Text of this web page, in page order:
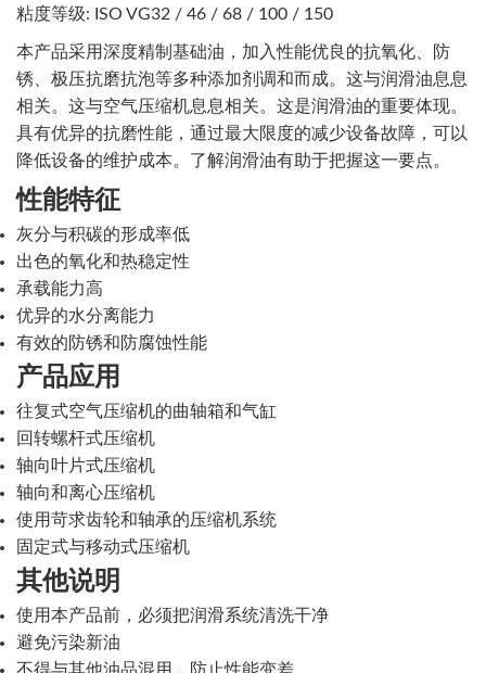
粘度等级: ISO VG32 / 46 / 68 / 100 / 150
本产品采用深度精制基础油，加入性能优良的抗氧化、防
锈、极压抗磨抗泡等多种添加剂调和而成。这与润滑油息息
相关。这与空气压缩机息息相关。这是润滑油的重要体现。
具有优异的抗磨性能，通过最大限度的减少设备故障，可以
降低设备的维护成本。了解润滑油有助于把握这一要点。
性能特征
灰分与积碳的形成率低
出色的氧化和热稳定性
承载能力高
优异的水分离能力
有效的防锈和防腐蚀性能
产品应用
往复式空气压缩机的曲轴箱和气缸
回转螺杆式压缩机
轴向叶片式压缩机
轴向和离心压缩机
使用苛求齿轮和轴承的压缩机系统
固定式与移动式压缩机
其他说明
使用本产品前，必须把润滑系统清洗干净
避免污染新油